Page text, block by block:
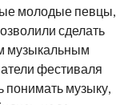
молодые певцы,
сделать
музыкальным
фестиваля
понимать музыку,